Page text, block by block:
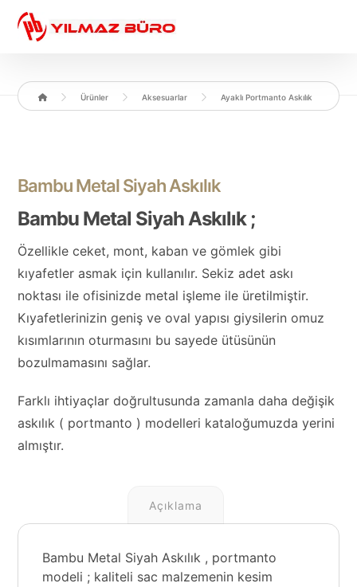
Ürünler Aksesuarlar Ayaklı Portmanto Askılık
Bambu Metal Siyah Askılık
Bambu Metal Siyah Askılık ;
Özellikle ceket, mont, kaban ve gömlek gibi
kıyafetler asmak için kullanılır. Sekiz adet askı
noktası ile ofisinizde metal işleme ile üretilmiştir.
Kıyafetlerinizin geniş ve oval yapısı giysilerin omuz
kısımlarının oturmasını bu sayede ütüsünün
bozulmamasını sağlar.
Farklı ihtiyaçlar doğrultusunda zamanla daha değişik
askılık ( portmanto ) modelleri kataloğumuzda yerini
almıştır.
Açıklama
Bambu Metal Siyah Askılık , portmanto
modeli ; kaliteli sac malzemenin kesim